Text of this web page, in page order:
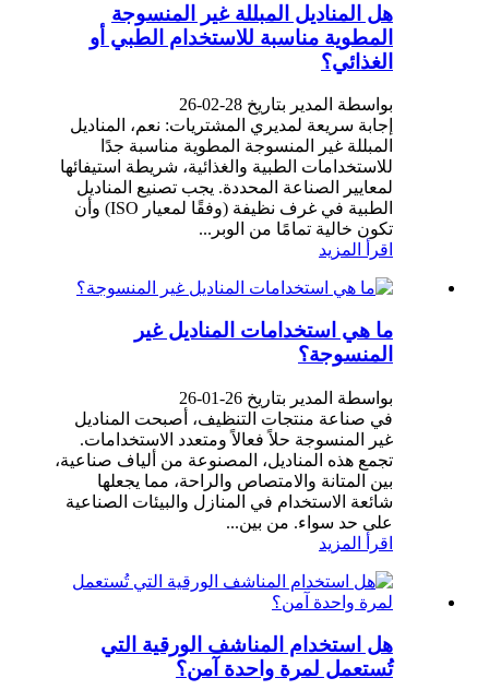
هل المناديل المبللة غير المنسوجة
المطوية مناسبة للاستخدام الطبي أو
الغذائي؟
بواسطة المدير بتاريخ 28-02-26
إجابة سريعة لمديري المشتريات: نعم، المناديل
المبللة غير المنسوجة المطوية مناسبة جدًا
للاستخدامات الطبية والغذائية، شريطة استيفائها
لمعايير الصناعة المحددة. يجب تصنيع المناديل
الطبية في غرف نظيفة (وفقًا لمعيار ISO) وأن
تكون خالية تمامًا من الوبر...
اقرأ المزيد
ما هي استخدامات المناديل غير
المنسوجة؟
بواسطة المدير بتاريخ 26-01-26
في صناعة منتجات التنظيف، أصبحت المناديل
غير المنسوجة حلاً فعالاً ومتعدد الاستخدامات.
تجمع هذه المناديل، المصنوعة من ألياف صناعية،
بين المتانة والامتصاص والراحة، مما يجعلها
شائعة الاستخدام في المنازل والبيئات الصناعية
على حد سواء. من بين...
اقرأ المزيد
هل استخدام المناشف الورقية التي
تُستعمل لمرة واحدة آمن؟